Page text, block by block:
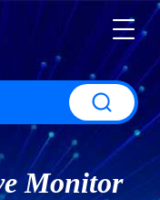
Monitor